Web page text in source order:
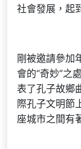
社會發展，起
剛被邀請參加
會的“奇妙”之
表了孔子故鄉
際孔子文明節
座城市之間有